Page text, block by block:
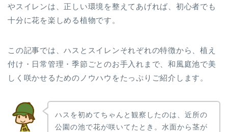
やスイレンは、正しい環境を整えてあげれば、初心者でも
十分に花を楽しめる植物です。
この記事では、ハスとスイレンそれぞれの特徴から、植え
付け・日常管理・季節ごとのお手入れまで、和風庭池で美
しく咲かせるためのノウハウをたっぷりご紹介します。
ハスを初めてちゃんと観察したのは、近所の
公園の池で花が咲いてたとき。水面から茎が